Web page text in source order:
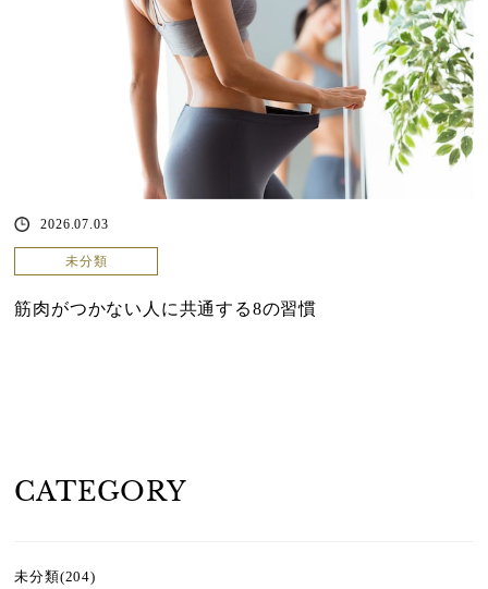
2026.07.03
未分類
筋肉がつかない人に共通する8の習慣
CATEGORY
未分類(204)